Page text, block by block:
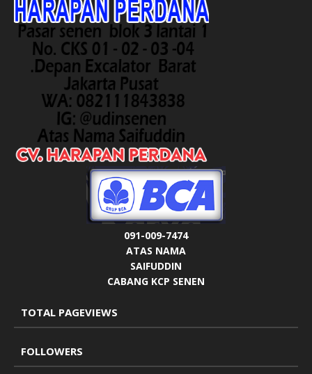
091-009-7474
ATAS NAMA
SAIFUDDIN
CABANG KCP SENEN
TOTAL PAGEVIEWS
FOLLOWERS